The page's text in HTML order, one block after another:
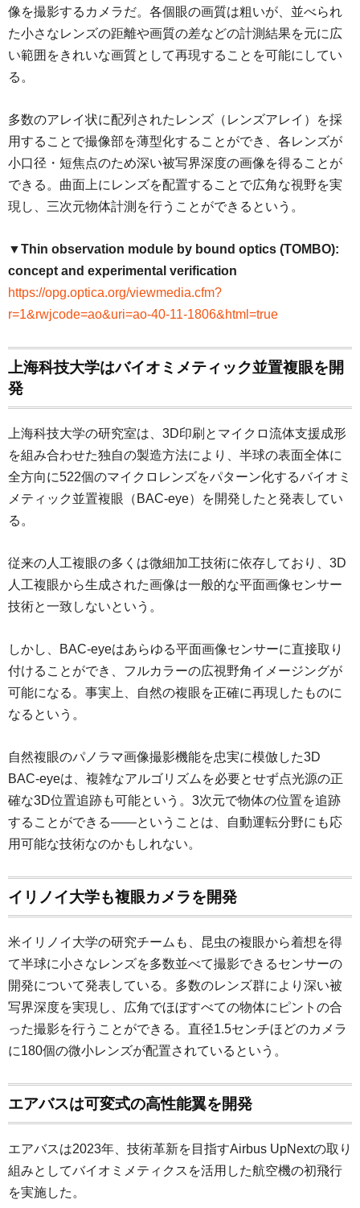
像を撮影するカメラだ。各個眼の画質は粗いが、並べられ
た小さなレンズの距離や画質の差などの計測結果を元に広
い範囲をきれいな画質として再現することを可能にしてい
る。
多数のアレイ状に配列されたレンズ（レンズアレイ）を採
用することで撮像部を薄型化することができ、各レンズが
小口径・短焦点のため深い被写界深度の画像を得ることが
できる。曲面上にレンズを配置することで広角な視野を実
現し、三次元物体計測を行うことができるという。
▼Thin observation module by bound optics (TOMBO):
concept and experimental verification
https://opg.optica.org/viewmedia.cfm?
r=1&rwjcode=ao&uri=ao-40-11-1806&html=true
上海科技大学はバイオミメティック並置複眼を開
発
上海科技大学の研究室は、3D印刷とマイクロ流体支援成形
を組み合わせた独自の製造方法により、半球の表面全体に
全方向に522個のマイクロレンズをパターン化するバイオミ
メティック並置複眼（BAC-eye）を開発したと発表してい
る。
従来の人工複眼の多くは微細加工技術に依存しており、3D
人工複眼から生成された画像は一般的な平面画像センサー
技術と一致しないという。
しかし、BAC-eyeはあらゆる平面画像センサーに直接取り
付けることができ、フルカラーの広視野角イメージングが
可能になる。事実上、自然の複眼を正確に再現したものに
なるという。
自然複眼のパノラマ画像撮影機能を忠実に模倣した3D
BAC-eyeは、複雑なアルゴリズムを必要とせず点光源の正
確な3D位置追跡も可能という。3次元で物体の位置を追跡
することができる――ということは、自動運転分野にも応
用可能な技術なのかもしれない。
イリノイ大学も複眼カメラを開発
米イリノイ大学の研究チームも、昆虫の複眼から着想を得
て半球に小さなレンズを多数並べて撮影できるセンサーの
開発について発表している。多数のレンズ群により深い被
写界深度を実現し、広角でほぼすべての物体にピントの合
った撮影を行うことができる。直径1.5センチほどのカメラ
に180個の微小レンズが配置されているという。
エアバスは可変式の高性能翼を開発
エアバスは2023年、技術革新を目指すAirbus UpNextの取り
組みとしてバイオミメティクスを活用した航空機の初飛行
を実施した。